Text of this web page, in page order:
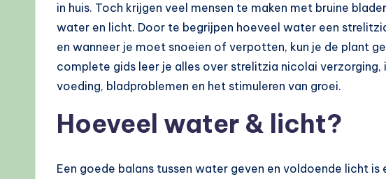
in huis. Toch krijgen veel mensen te maken met bruine
water en licht. Door te begrijpen hoeveel water een
en wanneer je moet snoeien of verpotten, kun je de plant
complete gids leer je alles over strelitzia nicolai
voeding, bladproblemen en het stimuleren van groei.
Hoeveel water & licht?
Een goede balans tussen water geven en voldoende licht